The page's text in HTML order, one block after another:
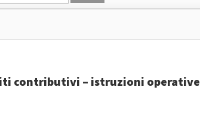
contributivi – istruzioni operative